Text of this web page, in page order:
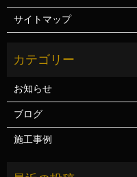
サイトマップ
お知らせ
ブログ
施工事例